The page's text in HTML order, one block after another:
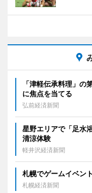
「津軽伝承料理」
に焦点を当てる
弘前経済新聞
星野エリアで「足水
清涼体験
軽井沢経済新聞
札幌でゲームイベン
札幌経済新聞